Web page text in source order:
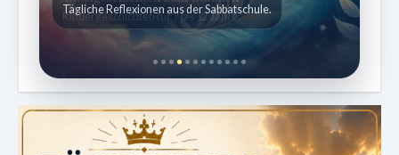
Kindergeschichten für 7 bis 12 Jahre.